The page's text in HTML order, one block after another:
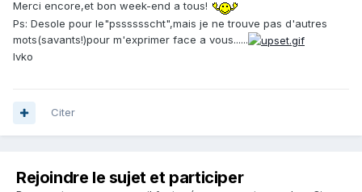
Merci encore,et bon week-end a tous!
Ps: Desole pour le"psssssscht",mais je ne trouve pas d'autres
mots(savants!)pour m'exprimer face a vous......
Ivko
Citer
Rejoindre le sujet et participer